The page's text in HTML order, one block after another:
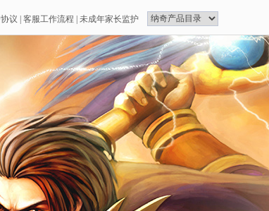
议 客服工作流程 未成年家长监护